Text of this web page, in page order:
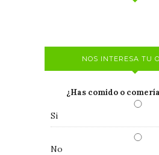
NOS INTERESA TU
¿Has comido o
Si
No